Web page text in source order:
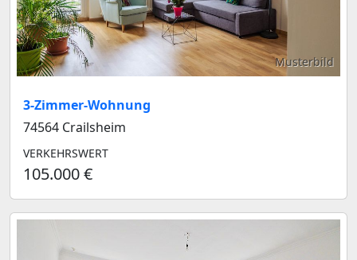
Musterbild
3-Zimmer-Wohnung
74564 Crailsheim
VERKEHRSWERT
105.000 €